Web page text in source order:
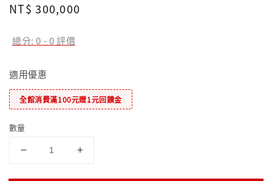
Regular
NT$ 300,000
總分:0 -0評價
適用優惠
全館消費滿100元贈1元回饋金
數量